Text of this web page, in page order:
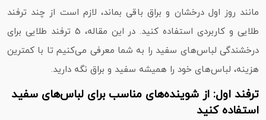
مانند روز اول درخشان و براق باقی بماند، لازم است از چند ترفند
طلایی و کاربردی استفاده کنید. در این مقاله، 5 ترفند طلایی برای
درخشندگی لباس‌های سفید را به شما معرفی می‌کنیم تا با کمترین
هزینه، لباس‌های خود را همیشه سفید و براق نگه دارید.
ترفند اول: از شوینده‌های مناسب برای لباس‌های سفید
استفاده کنید